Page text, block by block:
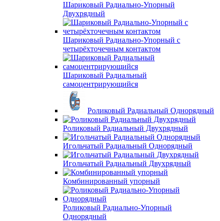
Шариковый Радиально-Упорный
Двухрядный
Шариковый Радиально-Упорный с
четырёхточечным контактом
Шариковый Радиальный
самоцентрирующийся
Роликовый Радиальный Однорядный
Роликовый Радиальный Двухрядный
Игольчатый Радиальный Однорядный
Игольчатый Радиальный Двухрядный
Комбинированный упорный
Роликовый Радиально-Упорный
Однорядный